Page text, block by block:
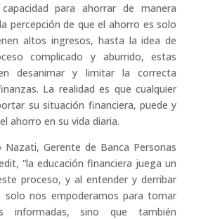
para ahorrar de manera
percepción de que el ahorro es solo
altos ingresos, hasta la idea de
complicado y aburrido, estas
desanimar y limitar la correcta
La realidad es que cualquier
su situación financiera, puede y
ahorro en su vida diaria.
Nazati, Gerente de Banca Personas
“la educación financiera juega un
proceso, y al entender y derribar
nos empoderamos para tomar
informadas, sino que también